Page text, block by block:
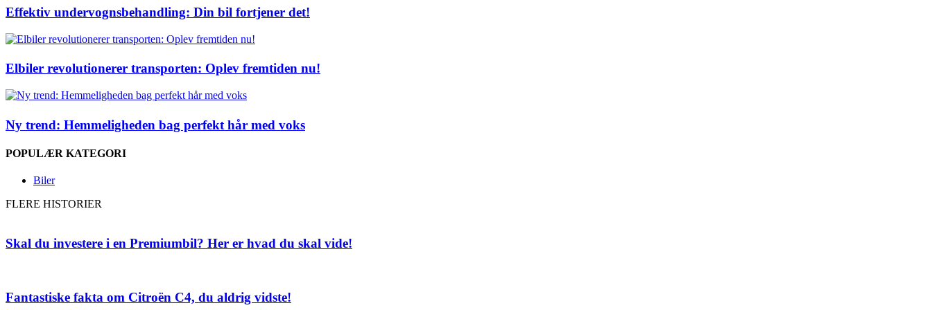
Effektiv undervognsbehandling: Din bil fortjener det!
Elbiler revolutionerer transporten: Oplev fremtiden nu!
Ny trend: Hemmeligheden bag perfekt hår med voks
POPULÆR KATEGORI
Biler
FLERE HISTORIER
Skal du investere i en Premiumbil? Her er hvad du skal vide!
Fantastiske fakta om Citroën C4, du aldrig vidste!